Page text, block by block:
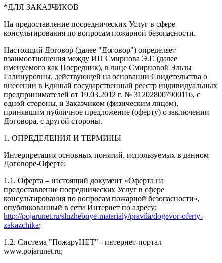
*ДЛЯ ЗАКАЗЧИКОВ
На предоставление посреднических Услуг в сфере
консультирования по вопросам пожарной безопасности.
Настоящий Договор (далее "Договор") определяет
взаимоотношения между ИП Смирнова Э.Г. (далее
именуемого как Посредник), в лице Смирновой Эльзы
Галинуровны, действующей на основании Свидетельства о
внесении в Единый государственный реестр индивидуальных
предпринимателей от 19.03.2012 г. № 312028007900116, с
одной стороны, и Заказчиком (физическим лицом),
принявшим публичное предложение (оферту) о заключении
Договора, с другой стороны.
1. ОПРЕДЕЛЕНИЯ И ТЕРМИНЫ
Интерпретация основных понятий, используемых в данном
Договоре-Оферте:
1.1. Оферта – настоящий документ «Оферта на
предоставление посреднических Услуг в сфере
консультирования по вопросам пожарной безопасности»,
опубликованный в сети Интернет по адресу:
http://pojarunet.ru/sluzhebnye-materialy/pravila/dogovor-oferty-
zakazchika;
1.2. Система "ПожаруНЕТ" - интернет-портал
www.pojarunet.ru;